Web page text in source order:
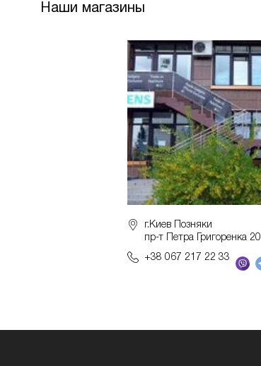
Наши магазины
г.Киев Позняки
пр-т Петра Григоренка 20
+38 067 217 22 33